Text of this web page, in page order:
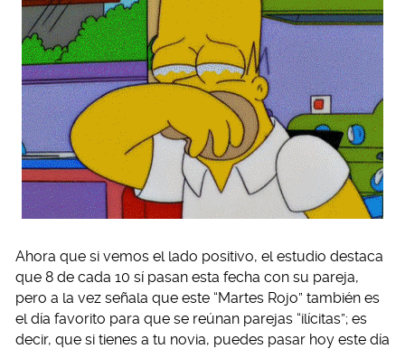
Ahora que si vemos el lado positivo, el estudio destaca
que 8 de cada 10 sí pasan esta fecha con su pareja,
pero a la vez señala que este “Martes Rojo” también es
el día favorito para que se reúnan parejas “ilícitas”; es
decir, que si tienes a tu novia, puedes pasar hoy este día